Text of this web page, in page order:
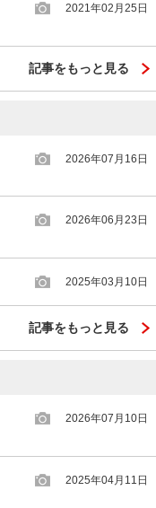
2021年02月25日
記事をもっと見る
2026年07月16日
2026年06月23日
2025年03月10日
記事をもっと見る
2026年07月10日
2025年04月11日